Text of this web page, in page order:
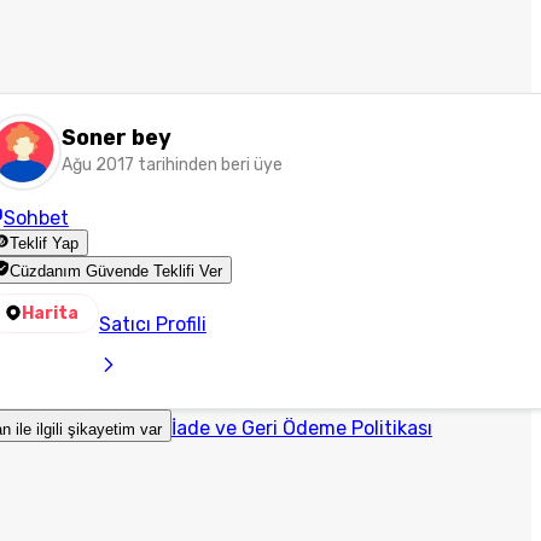
Soner bey
Ağu 2017 tarihinden beri üye
Sohbet
Teklif Yap
Cüzdanım Güvende Teklifi Ver
Harita Satıcı Profili
ile ilgili şikayetim var İade ve Geri Ödeme Politikası